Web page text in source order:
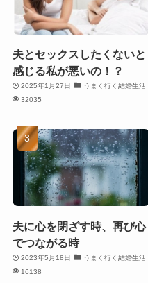
夫とセックスしたくないと
感じる私が悪いの！？
2025年1月27日
うまく行く結婚生活
32035
夫に心を閉ざす時、再び心
でつながる時
2023年5月18日
うまく行く結婚生活
16138